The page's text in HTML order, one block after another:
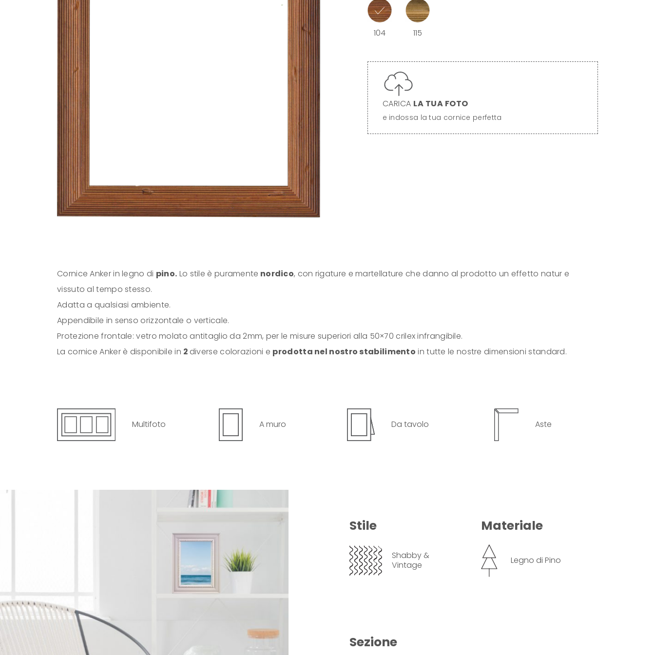
104 115
CARICA LA TUA FOTO
e indossa la tua cornice perfetta
Cornice Anker in legno di pino. Lo stile è puramente nordico, con rigature e martellature che danno al prodotto un effetto natur e
vissuto al tempo stesso.
Adatta a qualsiasi ambiente.
Appendibile in senso orizzontale o verticale.
Protezione frontale: vetro molato antitaglio da 2mm, per le misure superiori alla 50×70 crilex infrangibile.
La cornice Anker è disponibile in 2diverse colorazioni e prodotta nel nostro stabilimento in tutte le nostre dimensioni standard.
Multifoto A muro Da tavolo Aste
Stile
Shabby &
Vintage
Materiale
Legno di Pino
Sezione